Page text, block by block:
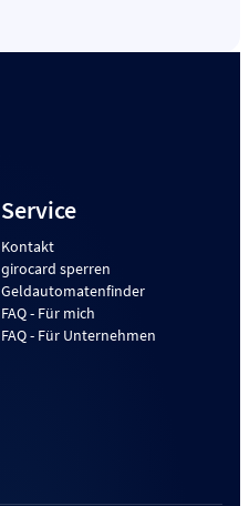
Service
Kontakt
girocard sperren
Geldautomatenfinder
FAQ - Für mich
FAQ - Für Unternehmen